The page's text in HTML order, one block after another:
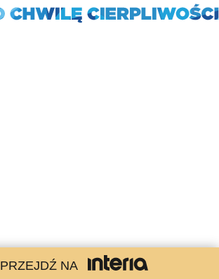
PRZEJDŹ NA